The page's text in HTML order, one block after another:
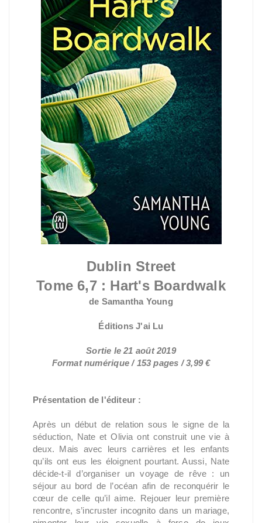
Dublin Street
Tome 6,7 : Hart's Boardwalk
de Samantha Young
Éditions J'ai Lu
Sortie le 21 août 2019
Format numérique / 153 pages / 3,99 €
Présentation de l'éditeur :
Après un début de relation sous le signe de la
séduction, Nate et Olivia ont construit une vie à
deux. Mais avec leurs carrières et les enfants
qu’ils ont eus les éloignent pourtant. Aussi, Nate
décide-t-il d’organiser un voyage de rêve : un
séjour au bord de l’océan afin de reconquérir le
cœur de celle qu’il aime. Rejouer leur première
rencontre, s’incruster incognito dans un mariage,